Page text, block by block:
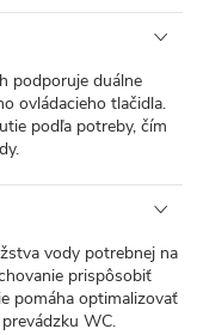
podporuje duálne
ovládacieho tlačidla.
podľa potreby, čím
vody potrebnej na
prispôsobiť
pomáha optimalizovať
WC.